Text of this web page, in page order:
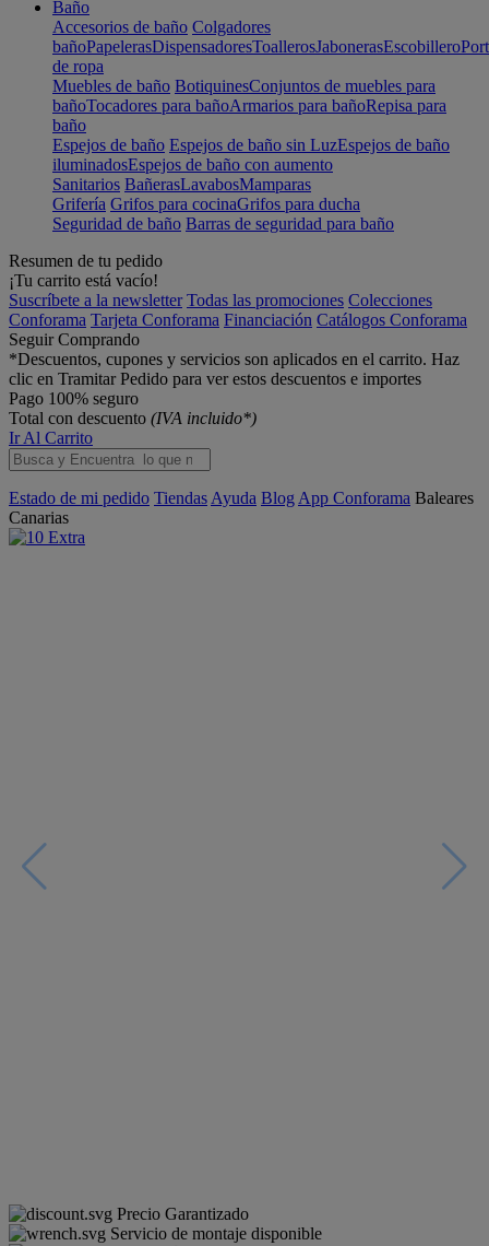
Baño
Accesorios de baño Colgadores
bañoPapelerasDispensadoresToallerosJabonerasEscobillero
de ropa
Muebles de baño BotiquinesConjuntos de muebles para
bañoTocadores para bañoArmarios para bañoRepisa para
baño
Espejos de baño Espejos de baño sin LuzEspejos de baño
iluminadosEspejos de baño con aumento
Sanitarios BañerasLavabosMamparas
Grifería Grifos para cocinaGrifos para ducha
Seguridad de baño Barras de seguridad para baño
Resumen de tu pedido
¡Tu carrito está vacío!
Suscríbete a la newsletter Todas las promociones Colecciones
Conforama Tarjeta Conforama Financiación Catálogos Conforama
Seguir Comprando
*Descuentos, cupones y servicios son aplicados en el carrito. Haz
clic en Tramitar Pedido para ver estos descuentos e importes
Pago 100% seguro
Total con descuento (IVA incluido*)
Ir Al Carrito
Estado de mi pedido Tiendas Ayuda Blog App Conforama Baleares
Canarias
Precio Garantizado
Servicio de montaje disponible